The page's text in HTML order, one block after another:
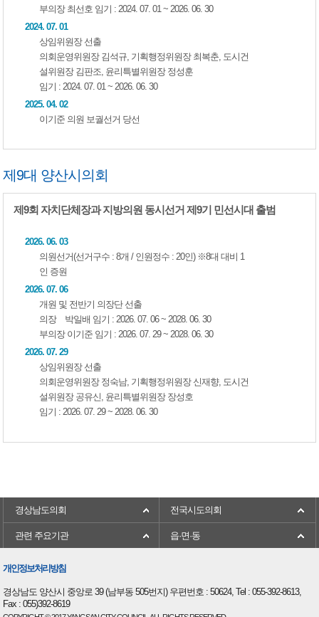
부의장 최선호 임기 : 2024. 07. 01 ~ 2026. 06. 30
2024. 07. 01
상임위원장 선출
의회운영위원장 김석규, 기획행정위원장 최복춘, 도시건
설위원장 김판조, 윤리특별위원장 정성훈
임기 : 2024. 07. 01 ~ 2026. 06. 30
2025. 04. 02
이기준 의원 보궐선거 당선
제9대 양산시의회
제9회 자치단체장과 지방의원 동시선거 제9기 민선시대 출범
2026. 06. 03
의원선거(선거구수 : 8개 / 인원정수 : 20인) ※8대 대비 1
인 증원
2026. 07. 06
개원 및 전반기 의장단 선출
의장 박일배 임기 : 2026. 07. 06 ~ 2028. 06. 30
부의장 이기준 임기 : 2026. 07. 29 ~ 2028. 06. 30
2026. 07. 29
상임위원장 선출
의회운영위원장 정숙남, 기획행정위원장 신재향, 도시건
설위원장 공유신, 윤리특별위원장 장성호
임기 : 2026. 07. 29 ~ 2028. 06. 30
경상남도의회 전국시도의회
관련 주요기관 읍·면·동
개인정보처리방침
경상남도 양산시 중앙로 39 (남부동 505번지) 우편번호 : 50624, Tel : 055-392-8613,
Fax : 055)392-8619